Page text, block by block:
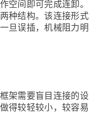
空间即可完成连卸。
种结构。该连接形式
旦误插，机械阻力明
架需要盲目连接的设
得较轻较小，较容易